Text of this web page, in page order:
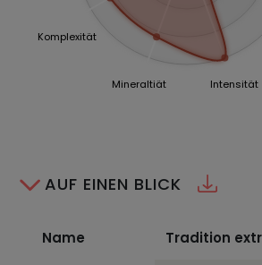
Intensität
Mineraltiät
Komplexität
AUF EINEN BLICK
Name Tradition